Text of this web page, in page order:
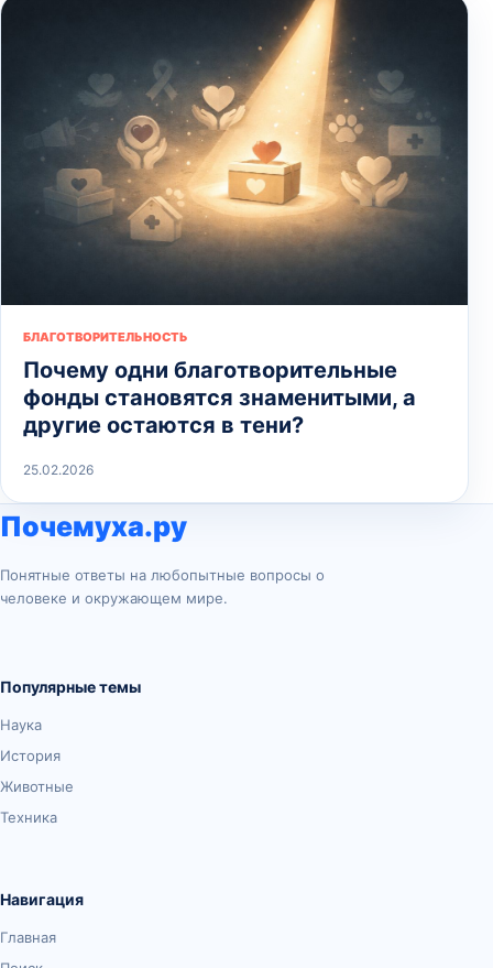
БЛАГОТВОРИТЕЛЬНОСТЬ
Почему одни благотворительные
фонды становятся знаменитыми, а
другие остаются в тени?
25.02.2026
Почемуха.ру
Понятные ответы на любопытные вопросы о
человеке и окружающем мире.
Популярные темы
Наука
История
Животные
Техника
Навигация
Главная